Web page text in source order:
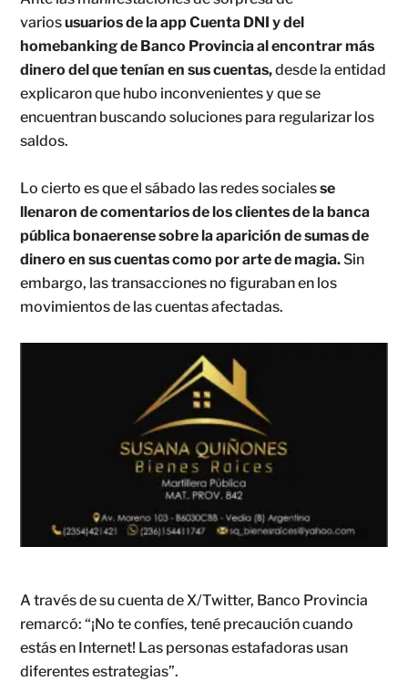
variosusuarios de laapp Cuenta DNI y del
homebanking de Banco Provincia al encontrar más
dinero del que tenían en sus cuentas,desde la entidad
explicaron que hubo inconvenientes y que se
encuentran buscando soluciones para regularizar los
saldos.
Lo cierto es que el sábado las redes socialesse
llenaron de comentarios de los clientes de la banca
pública bonaerense sobre la aparición de sumas de
dinero en sus cuentas como por arte de magia. Sin
embargo, las transacciones no figuraban en los
movimientos de las cuentas afectadas.
A través de su cuenta de X/Twitter, Banco Provincia
remarcó: “¡No te confíes, tené precaución cuando
estás en Internet! Las personas estafadoras usan
diferentes estrategias”.